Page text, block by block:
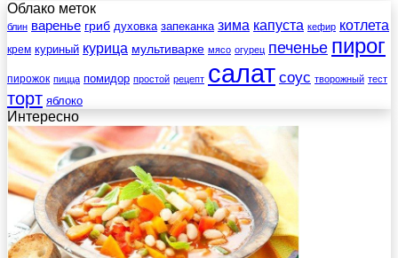
Облако меток
блин варенье гриб духовка запеканка зима капуста кефир котлета
крем куриный курица мультиварке мясо огурец печенье пирог
пирожок пицца помидор простой рецепт салат соус творожный тест
торт яблоко
Интересно